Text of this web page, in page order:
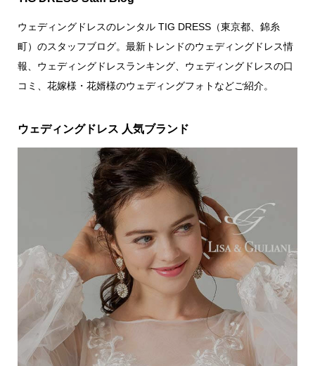
ウェディングドレスのレンタル TIG DRESS（東京都、錦糸
町）のスタッフブログ。最新トレンドのウェディングドレス情
報、ウェディングドレスランキング、ウェディングドレスの口
コミ、花嫁様・花婿様のウェディングフォトなどご紹介。
ウェディングドレス 人気ブランド